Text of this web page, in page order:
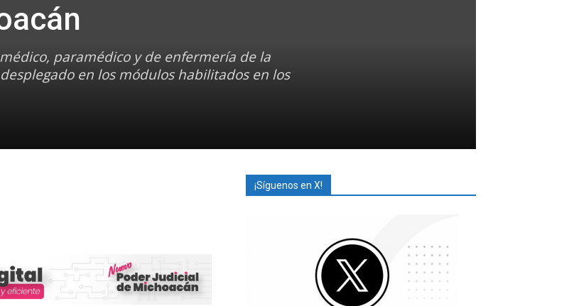
paramédico y de enfermería de la
en los módulos habilitados en los
¡Síguenos en X!